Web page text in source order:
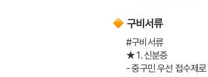
구비서류
#구비서류
★ 1. 신분증
- 중구민 우선 접수제